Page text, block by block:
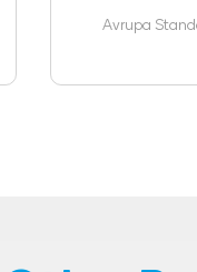
Avrupa